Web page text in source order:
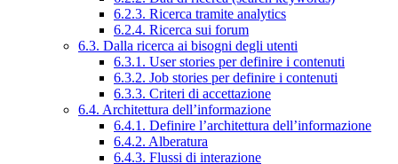
6.2.3. Ricerca tramite analytics
6.2.4. Ricerca sui forum
6.3. Dalla ricerca ai bisogni degli utenti
6.3.1. User stories per definire i contenuti
6.3.2. Job stories per definire i contenuti
6.3.3. Criteri di accettazione
6.4. Architettura dell’informazione
6.4.1. Definire l’architettura dell’informazione
6.4.2. Alberatura
6.4.3. Flussi di interazione